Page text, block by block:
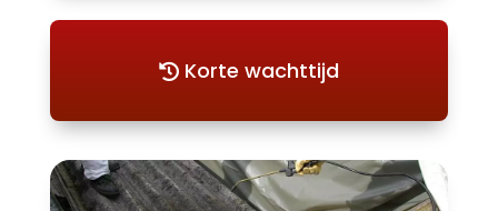
Korte wachttijd